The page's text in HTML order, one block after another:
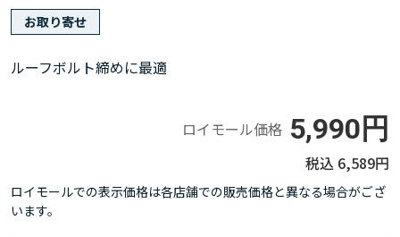
お取り寄せ
ルーフボルト締めに最適
ロイモール価格 5,990円
6,589円
ロイモールでの表示価格は各店舗での販売価格と異なる場合がござ
います。